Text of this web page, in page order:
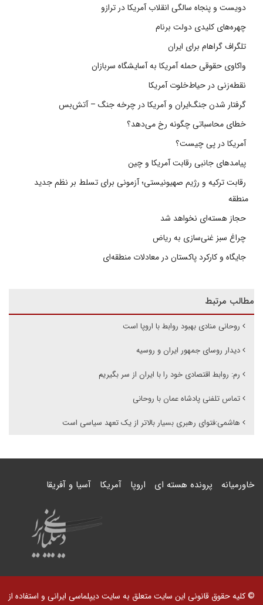
دویست و پنجاه سالگی انقلاب آمریکا در ترازو
چهره‌های کلیدی دولت برنام
تلگراف گراهام برای ایران
واکاوی حقوقی حمله آمریکا به آسایشگاه سربازان
نقطه‌زنی در حیاط‌خلوت آمریکا
گرفتار شدن جنگ‌ایران و آمریکا در چرخه جنگ – آتش‌بس
خطای محاسباتی چگونه رخ می‌دهد؟
آمریکا در پی چیست؟
پیامدهای جانبی رقابت آمریکا و چین
رقابت ترکیه و رژیم صهیونیستی؛ آزمونی برای تسلط بر نظم جدید
منطقه
حجاز هسته‌ای نخواهد شد
چراغ سبز غنی‌سازی به ریاض
جایگاه و کارکرد پاکستان در معادلات منطقه‌ای
مطالب مرتبط
روحانی منادی بهبود روابط با اروپا است
دیدار روسای جمهور ایران و روسیه
رم: روابط اقتصادی خود را با ایران از سر بگیریم
تماس تلفنی پادشاه عمان با روحانی
هاشمی:فتوای رهبری بسیار بالاتر از یک تعهد سیاسی است
خاورمیانه پرونده هسته ای اروپا آمریکا آسیا و آفریقا
© کلیه حقوق قانونی این سایت متعلق به سایت دیپلماسی ایرانی و استفاده از